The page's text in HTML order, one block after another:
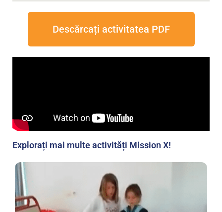
Descărcați activitatea PDF
Explorați mai multe activități Mission X!